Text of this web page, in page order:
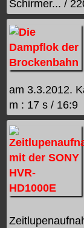
Schirmer... /
am 3.3.2012.
m : 17 s / 16:9